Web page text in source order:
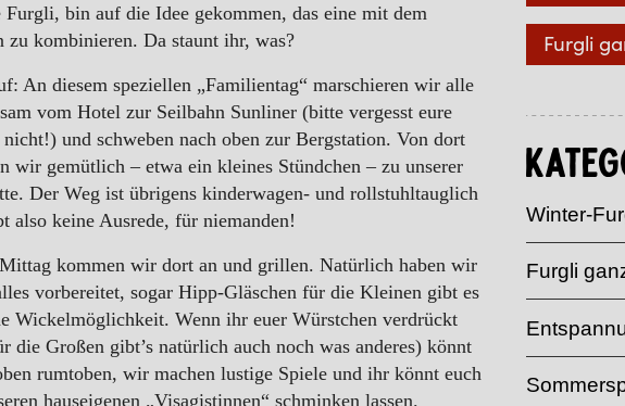
Furgli, bin auf die Idee gekommen, das eine mit dem
zu kombinieren. Da staunt ihr, was?
An diesem speziellen „Familientag“ marschieren wir alle
vom Hotel zur Seilbahn Sunliner (bitte vergesst eure
und schweben nach oben zur Bergstation. Von dort
wir gemütlich – etwa ein kleines Stündchen – zu unserer
Der Weg ist übrigens kinderwagen- und rollstuhltauglich
also keine Ausrede, für niemanden!
kommen wir dort an und grillen. Natürlich haben wir
vorbereitet, sogar Hipp-Gläschen für die Kleinen gibt es
Wickelmöglichkeit. Wenn ihr euer Würstchen verdrückt
die Großen gibt’s natürlich auch noch was anderes) könnt
rumtoben, wir machen lustige Spiele und ihr könnt euch
hauseigenen „Visagistinnen“ schminken lassen.
Furgli
Winter-
Furgli